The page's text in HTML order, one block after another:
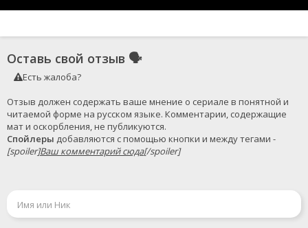
Оставь свой отзыв 🗣
Есть жалоба?
Отзыв должен содержать ваше мнение о сериале в понятной и
читаемой форме на русском языке. Комментарии, содержащие
Спойлеры добавляются с помощью кнопки и между тегами -
[spoiler]Ваш комментарий сюда[/spoiler]